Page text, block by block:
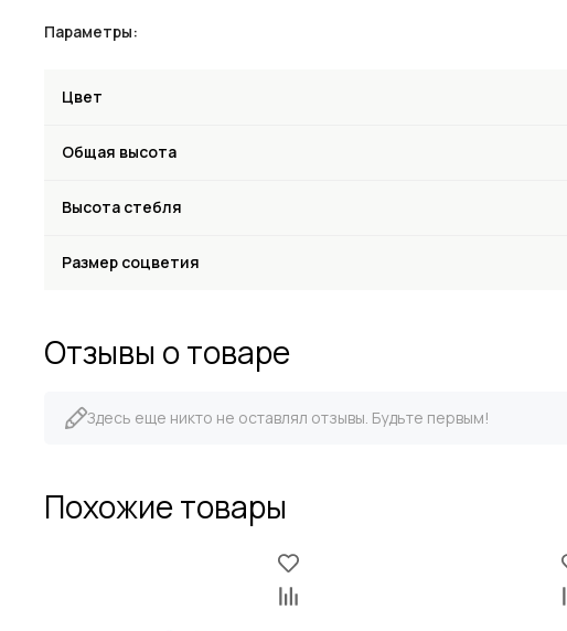
Параметры:
Цвет
Общая высота
Высота стебля
Размер соцветия
Отзывы о товаре
Здесь еще никто не оставлял отзывы. Будьте первым!
Похожие товары